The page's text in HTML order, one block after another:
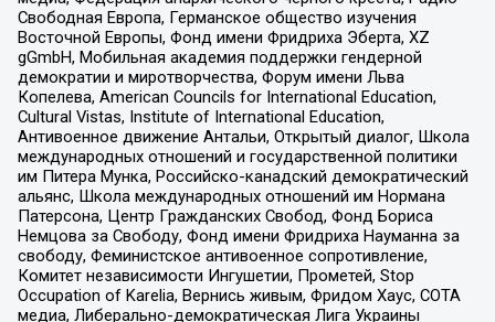
Свободная Европа, Германское общество изучения
Восточной Европы, Фонд имени Фридриха Эберта, XZ
gGmbH, Мобильная академия поддержки гендерной
демократии и миротворчества, Форум имени Льва
Копелева, American Councils for International Education,
Cultural Vistas, Institute of International Education,
Антивоенное движение Антальи, Открытый диалог, Школа
международных отношений и государственной политики
им Питера Мунка, Российско-канадский демократический
альянс, Школа международных отношений им Нормана
Патерсона, Центр Гражданских Свобод, Фонд Бориса
Немцова за Свободу, Фонд имени Фридриха Науманна за
свободу, Феминистское антивоенное сопротивление,
Комитет независимости Ингушетии, Прометей, Stop
Occupation of Karelia, Вернись живым, Фридом Хаус, СОТА
медиа, Либерально-демократическая Лига Украины